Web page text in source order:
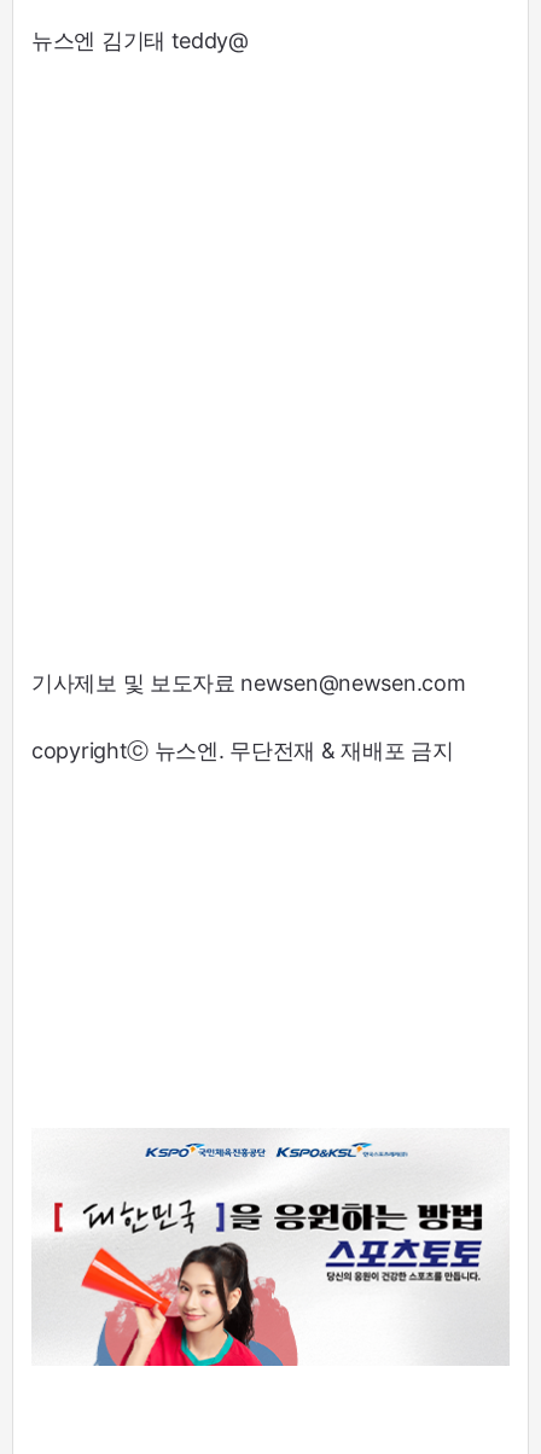
뉴스엔 김기태 teddy@
기사제보 및 보도자료 newsen@newsen.com
copyrightⓒ 뉴스엔. 무단전재 & 재배포 금지